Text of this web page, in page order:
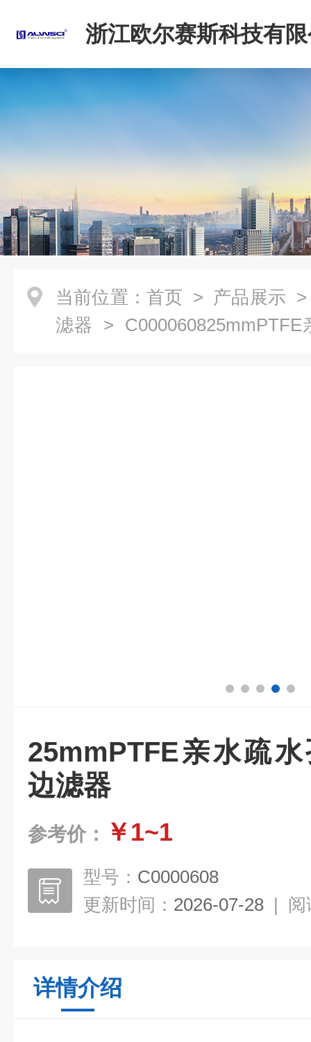
浙江欧尔赛斯科技有
当前位置： 首页 > 产品展示
滤器 > C000060825mmPTFE
25mmPTFE亲水疏
边滤器
参考价： ￥1~1
型号： C0000608
更新时间： 2026-07-28 | 阅
详情介绍